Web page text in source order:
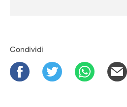
Condividi